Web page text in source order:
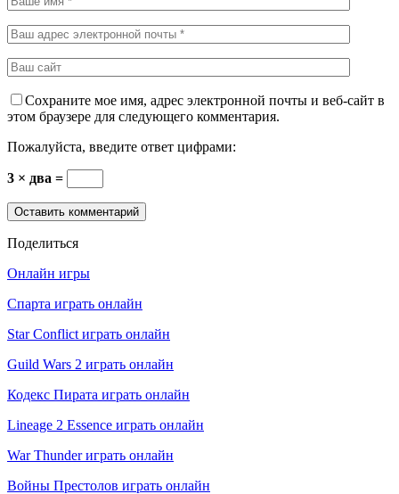
Сохраните мое имя, адрес электронной почты и веб-сайт в
этом браузере для следующего комментария.
Пожалуйста, введите ответ цифрами:
3 × два =
Поделиться
Онлайн игры
Спарта играть онлайн
Star Conflict играть онлайн
Guild Wars 2 играть онлайн
Кодекс Пирата играть онлайн
Lineage 2 Essence играть онлайн
War Thunder играть онлайн
Войны Престолов играть онлайн